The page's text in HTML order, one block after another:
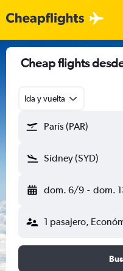
Cheap flights
Ida y vuelta
París (PAR)
Sídney (SYD)
dom. 6/9 - dom.
1 pasajero,